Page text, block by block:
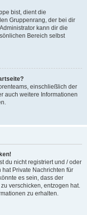
bist, dient die
Gruppenrang, der bei dir
kann dir die
Bereich selbst
einschließlich der
auch weitere Informationen
du nicht registriert und / oder
Private Nachrichten für
es sein, dass der
verschicken, entzogen hat.
zu erhalten.